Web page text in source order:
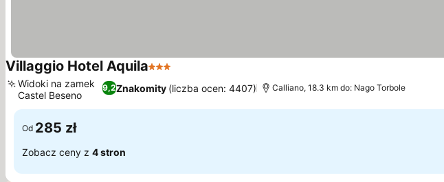
Villaggio Hotel Aquila3 Kategoria
9,2Znakomity (liczba ocen: 4407)
Widoki na zamek
Castel Beseno
Calliano, 18.3 km do: Nago Torbole
Od 285 zł
Zobacz ceny z 4 stron